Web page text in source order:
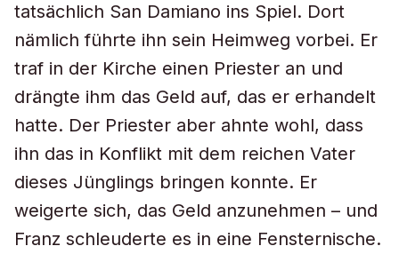
tatsächlich San Damiano ins Spiel. Dort
nämlich führte ihn sein Heimweg vorbei. Er
traf in der Kirche einen Priester an und
drängte ihm das Geld auf, das er erhandelt
hatte. Der Priester aber ahnte wohl, dass
ihn das in Konflikt mit dem reichen Vater
dieses Jünglings bringen konnte. Er
weigerte sich, das Geld anzunehmen – und
Franz schleuderte es in eine Fensternische.